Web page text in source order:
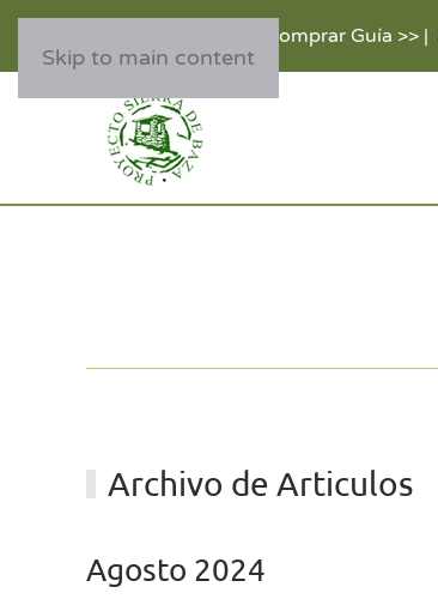
Skip to main content
Comprar Guía >>|
Archivo de Articulos
Agosto 2024